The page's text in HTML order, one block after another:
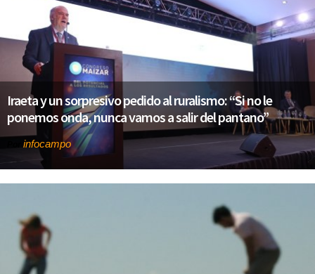
Iraeta y un sorpresivo pedido al ruralismo: “Si no le
ponemos onda, nunca vamos a salir del pantano”
infocampo